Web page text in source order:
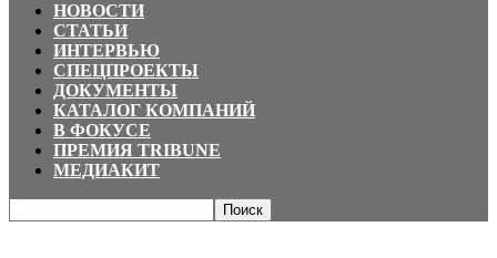
НОВОСТИ
СТАТЬИ
ИНТЕРВЬЮ
СПЕЦПРОЕКТЫ
ДОКУМЕНТЫ
КАТАЛОГ КОМПАНИЙ
В ФОКУСЕ
ПРЕМИЯ TRIBUNE
МЕДИАКИТ